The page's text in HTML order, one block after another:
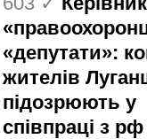
«депутати»:
жителів
підозрюють у
співпраці з рф